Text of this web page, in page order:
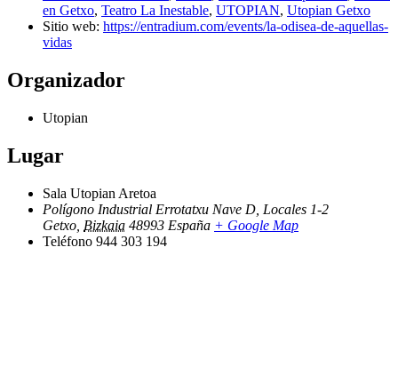
en Getxo, Teatro La Inestable, UTOPIAN, Utopian Getxo
Sitio web: https://entradium.com/events/la-odisea-de-aquellas-
vidas
Organizador
Utopian
Lugar
Sala Utopian Aretoa
Polígono Industrial Errotatxu Nave D, Locales 1-2
Getxo Bizkaia 48993 España + Google Map
Teléfono 944 303 194